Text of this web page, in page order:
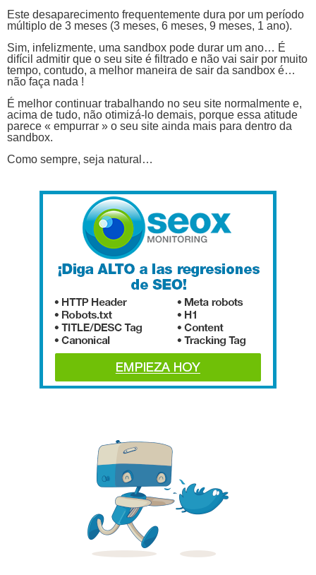
Este desaparecimento frequentemente dura por um período
múltiplo de 3 meses (3 meses, 6 meses, 9 meses, 1 ano).
Sim, infelizmente, uma sandbox pode durar um ano… É
difícil admitir que o seu site é filtrado e não vai sair por muito
tempo, contudo, a melhor maneira de sair da sandbox é…
não faça nada !
É melhor continuar trabalhando no seu site normalmente e,
acima de tudo, não otimizá-lo demais, porque essa atitude
parece « empurrar » o seu site ainda mais para dentro da
sandbox.
Como sempre, seja natural…